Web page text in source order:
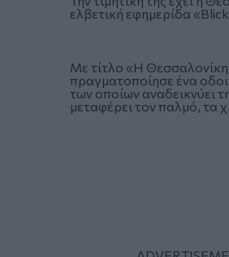
ελβετική εφημερίδα
Με τίτλο «Η
πραγματοποίησε ένα
των οποίων αναδεικνύει
μεταφέρει τον παλμό, τα